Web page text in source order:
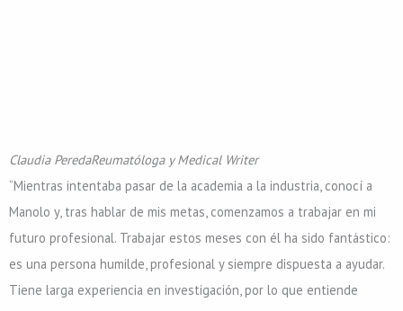
Claudia PeredaReumatóloga y Medical Writer
“Mientras intentaba pasar de la academia a la industria, conocí a
Manolo y, tras hablar de mis metas, comenzamos a trabajar en mi
futuro profesional. Trabajar estos meses con él ha sido fantástico:
es una persona humilde, profesional y siempre dispuesta a ayudar.
Tiene larga experiencia en investigación, por lo que entiende